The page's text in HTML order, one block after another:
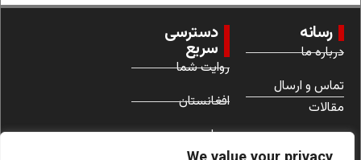
رسانه
درباره ما
تماس و ارسال
مقالات
دسترسی
سریع
روایت شما
افغانستان
جهان